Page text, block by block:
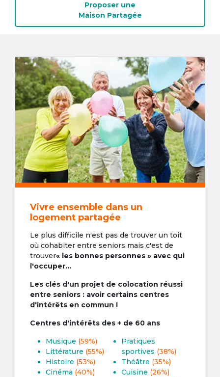
Proposer une
Maison Partagée
Vivre ensemble dans un
logement partagée
Le plus difficile n'est pas de trouver un toit
où cohabiter entre seniors mais c'est de
trouver« les bonnes personnes » avec qui
l'occuper...
Les clés d'un projet de colocation réussi
entre seniors : avoir certains centres
d'intérêts en commun !
Centres d'intérêts des + de 60 ans
Musique (59%)
Littérature (55%)
Histoire (53%)
Cinéma (40%)
Pratiques
sportives (38%)
Théâtre (35%)
Cuisine (26%)